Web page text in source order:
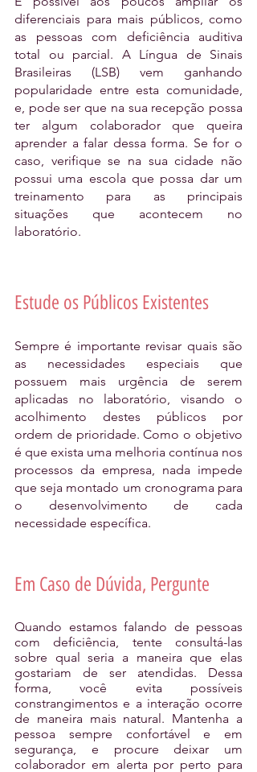
diferenciais para mais públicos, como
as pessoas com deficiência auditiva
total ou parcial. A Língua de Sinais
Brasileiras (LSB) vem ganhando
popularidade entre esta comunidade,
e, pode ser que na sua recepção possa
ter algum colaborador que queira
aprender a falar dessa forma. Se for o
caso, verifique se na sua cidade não
possui uma escola que possa dar um
treinamento para as principais
situações que acontecem no
laboratório.
Estude os Públicos Existentes
Sempre é importante revisar quais são
as necessidades especiais que
possuem mais urgência de serem
aplicadas no laboratório, visando o
acolhimento destes públicos por
ordem de prioridade. Como o objetivo
é que exista uma melhoria contínua nos
processos da empresa, nada impede
que seja montado um cronograma para
o desenvolvimento de cada
necessidade específica.
Em Caso de Dúvida, Pergunte
Quando estamos falando de pessoas
com deficiência, tente consultá-las
sobre qual seria a maneira que elas
gostariam de ser atendidas. Dessa
forma, você evita possíveis
constrangimentos e a interação ocorre
de maneira mais natural. Mantenha a
pessoa sempre confortável e em
segurança, e procure deixar um
colaborador em alerta por perto para